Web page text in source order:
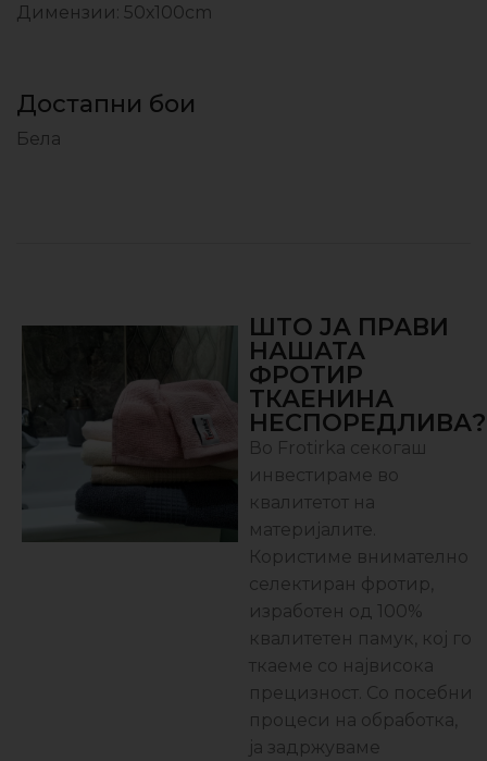
Димензии: 50х100cm
Достапни бои
Бела
ШТО ЈА ПРАВИ
НАШАТА
ФРОТИР
ТКАЕНИНА
НЕСПОРЕДЛИВА?
Во Frotirka секогаш
инвестираме во
квалитетот на
материјалите.
Користиме внимателно
селектиран фротир,
изработен од 100%
квалитетен памук, кој го
ткаеме со највисока
прецизност. Со посебни
процеси на обработка,
ја задржуваме